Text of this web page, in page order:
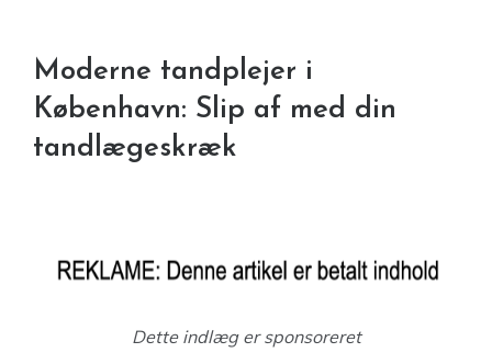
Moderne tandplejer i
København: Slip af med din
tandlægeskræk
Dette indlæg er sponsoreret